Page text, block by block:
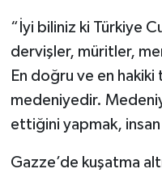
“İyi biliniz ki Türkiye
dervişler, müritler,
En doğru ve en
medeniyedir.
ettiğini yapmak,
Gazze’de kuşatma